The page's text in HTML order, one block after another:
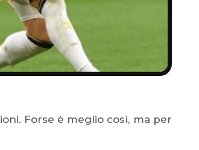
Forse è meglio così, ma per